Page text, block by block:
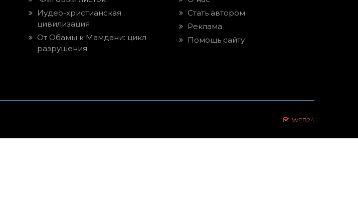
Иудео-христианская
цивилизация
От Обамы к Мамдани: цикл
разрушения
Стать автором
Реклама
Помощь сайту
WEB24